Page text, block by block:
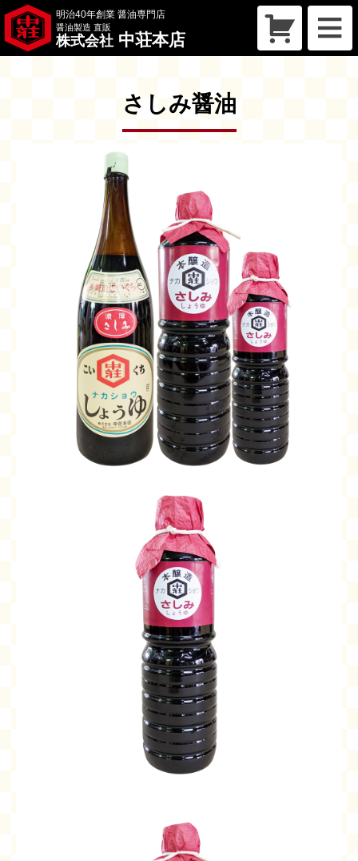
明治40年創業 醤油専門店
醤油製造 直販
株式会社 中荘本店
会社概要
商品一覧
お問い合わせ
お知らせ
さしみ醤油